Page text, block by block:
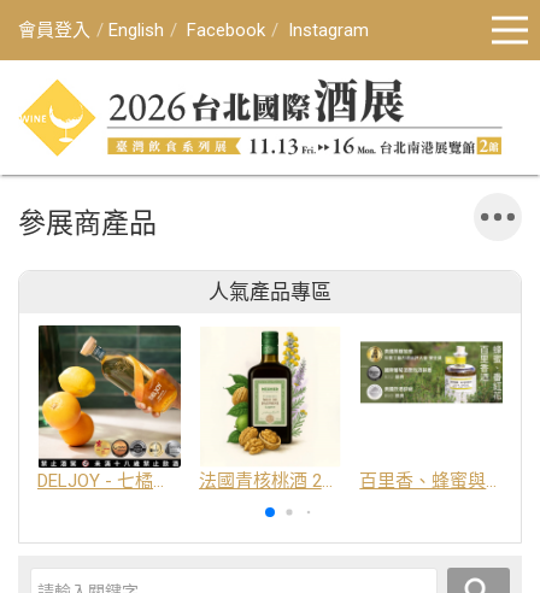
會員登入 English Facebook Instagram
參展商產品
人氣產品專區
DELJOY - 七橘干邑利口酒 24% 法國青核桃酒 25% 百里香、蜂蜜與番紅花酒